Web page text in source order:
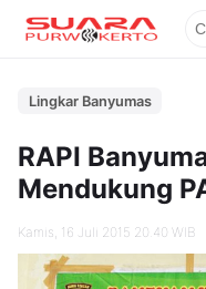
Lingkar Banyumas
RAPI
Mendukung
Kamis, 16 Juli 2015 20.40 WIB